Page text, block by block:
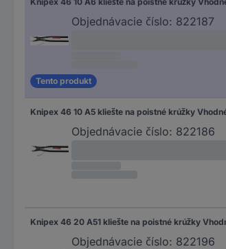
Objednávacie číslo: 822187
Tento produkt
Objednávacie číslo: 822186
Objednávacie číslo: 822196